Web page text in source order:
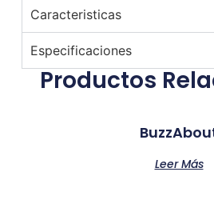
Caracteristicas
Especificaciones
Productos
Leer Más